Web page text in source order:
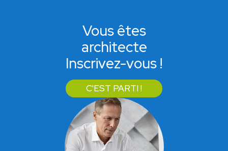
Vous êtes
architecte
Inscrivez-vous !
C'EST PARTI !